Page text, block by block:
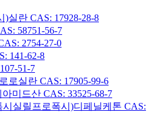
실란 CAS: 17928-28-8
58751-56-7
2754-27-0
141-62-8
51-7
로실란 CAS: 17905-99-6
미드산 CAS: 33525-68-7
실릴프로폭시)디페닐케톤 CAS: